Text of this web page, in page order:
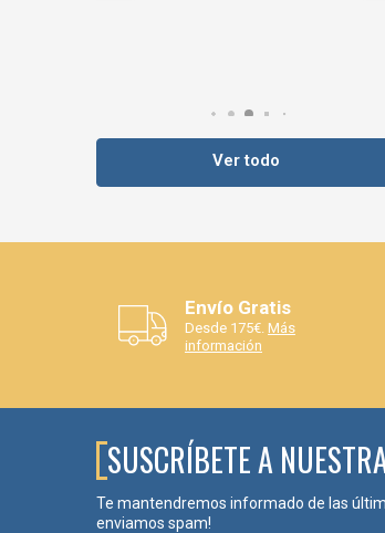
Ver todo
Envío Gratis
Desde 175€. Más
información
SUSCRÍBETE A
Te mantendremos informado de las
enviamos spam!